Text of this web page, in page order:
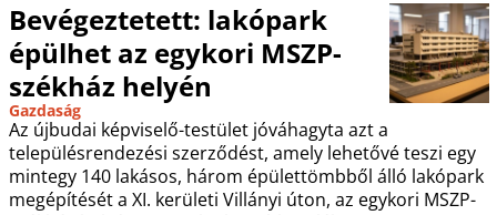
Bevégeztetett: lakópark
épülhet az egykori MSZP-
székház helyén
Gazdaság
Az újbudai képviselő-testület jóváhagyta azt a
településrendezési szerződést, amely lehetővé teszi egy
mintegy 140 lakásos, három épülettömbből álló lakópark
megépítését a XI. kerületi Villányi úton, az egykori MSZP-